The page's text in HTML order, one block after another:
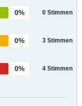
0% 0 Stimmen
0% 3 Stimmen
0% 4 Stimmen